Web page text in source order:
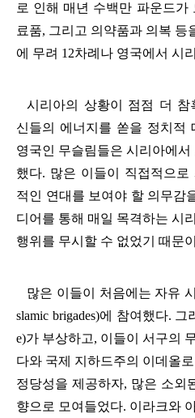
로 인해 매년 수백만 파운드가
료품, 그리고 의약품과 의복 등
에 무려 12차례나 영국에서 시
시리아의 상황이 점점 더 참
신들의 에너지를 쏟을 정치적
영국인 무슬림들은 시리아에
했다. 많은 이들이 직접적으
적인 연대를 보여야 할 의무감
디어를 통해 매일 목격하는 시
행위를 무시할 수 없었기 때문
많은 이들이 처음에는 자유
slamic brigades)에 참여했다. 그
e)가 부상하고, 이들이 서구의
다와 국제 지하드주의 이데올
정당성을 제공하자, 많은 소외
향으로 모여들었다. 이라크와